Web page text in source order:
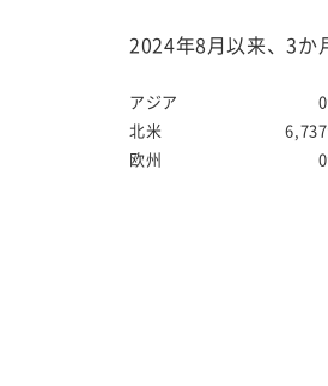
2024年8月以来、3か
アジア 0
北米
6,737
欧州
0